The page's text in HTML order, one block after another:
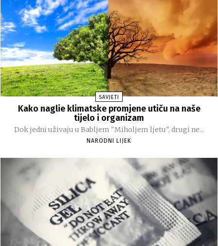
SAVJETI
Kako naglie klimatske promjene utiču na naše
tijelo i organizam
Dok jedni uživaju u Babljem "Miholjem ljetu", drugi ne...
NARODNI LIJEK